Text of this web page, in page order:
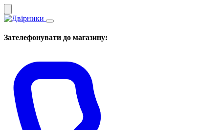
Зателефонувати до магазину: